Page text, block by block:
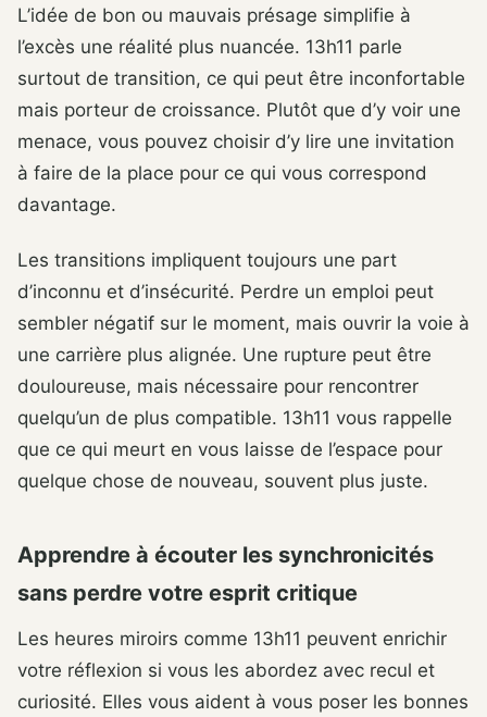
L’idée de bon ou mauvais présage simplifie à
l’excès une réalité plus nuancée. 13h11 parle
surtout de transition, ce qui peut être inconfortable
mais porteur de croissance. Plutôt que d’y voir une
menace, vous pouvez choisir d’y lire une invitation
à faire de la place pour ce qui vous correspond
davantage.
Les transitions impliquent toujours une part
d’inconnu et d’insécurité. Perdre un emploi peut
sembler négatif sur le moment, mais ouvrir la voie à
une carrière plus alignée. Une rupture peut être
douloureuse, mais nécessaire pour rencontrer
quelqu’un de plus compatible. 13h11 vous rappelle
que ce qui meurt en vous laisse de l’espace pour
quelque chose de nouveau, souvent plus juste.
Apprendre à écouter les synchronicités
sans perdre votre esprit critique
Les heures miroirs comme 13h11 peuvent enrichir
votre réflexion si vous les abordez avec recul et
curiosité. Elles vous aident à vous poser les bonnes